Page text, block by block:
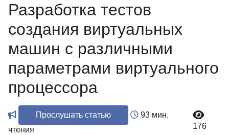
Разработка тестов
создания виртуальных
машин с различными
параметрами виртуального
процессора
Прослушать статью
93 мин.
чтения
176